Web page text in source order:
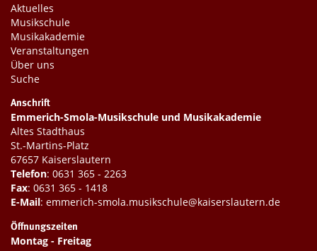
Aktuelles
Musikschule
Musikakademie
Veranstaltungen
Über uns
Suche
Anschrift
Emmerich-Smola-Musikschule und Musikakademie
Altes Stadthaus
St.-Martins-Platz
67657 Kaiserslautern
Telefon: 0631 365 - 2263
Fax: 0631 365 - 1418
E-Mail: emmerich-smola.musikschule@kaiserslautern.de
Öffnungszeiten
Montag - Freitag